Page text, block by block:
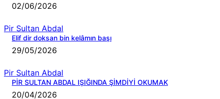
02/06/2026
Pir Sultan Abdal
Elif dir doksan bin kelâmın başı
29/05/2026
Pir Sultan Abdal
PİR SULTAN ABDAL IŞIĞINDA ŞİMDİYİ OKUMAK
20/04/2026